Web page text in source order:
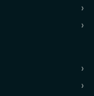
›
›
›
›